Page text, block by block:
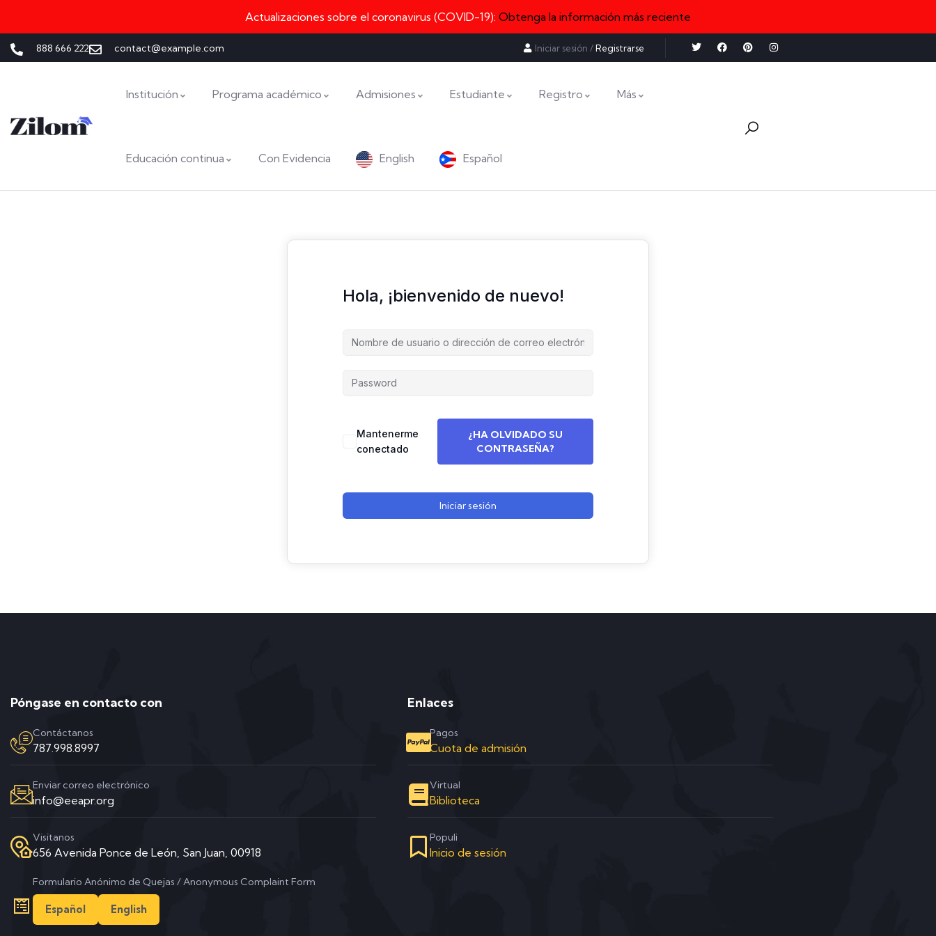
Actualizaciones sobre el coronavirus (COVID-19): Obtenga la información más reciente
888 666 222 contact@example.com Iniciar sesión /Registrarse
Institución Programa académico Admisiones Estudiante Registro Más
Educación continua Con Evidencia English Español
Hola, ¡bienvenido de nuevo!
Mantenerme
conectado
¿HA OLVIDADO SU
CONTRASEÑA?
Iniciar sesión
Póngase en contacto con
Contáctanos
787.998.8997
Enviar correo electrónico
info@eeapr.org
Visitanos
656 Avenida Ponce de León, San Juan, 00918
Formulario Anónimo de Quejas / Anonymous Complaint Form
Español English
Enlaces
Pagos
Cuota de admisión
Virtual
Biblioteca
Populi
Inicio de sesión